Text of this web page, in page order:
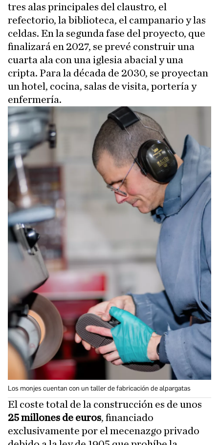
tres alas principales del claustro, el
refectorio, la biblioteca, el campanario y las
celdas. En la segunda fase del proyecto, que
finalizará en 2027, se prevé construir una
cuarta ala con una iglesia abacial y una
cripta. Para la década de 2030, se proyectan
un hotel, cocina, salas de visita, portería y
enfermería.
Los monjes cuentan con un taller de fabricación de alpargatas
El coste total de la construcción es de unos
25 millones de euros, financiado
exclusivamente por el mecenazgo privado